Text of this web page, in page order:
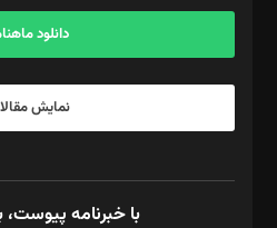
آگهی و مشترکین: ۰۹۱۹۹۹۹۰۴۵۴
دانلود
نمایش
با خبرنامه پیوست،